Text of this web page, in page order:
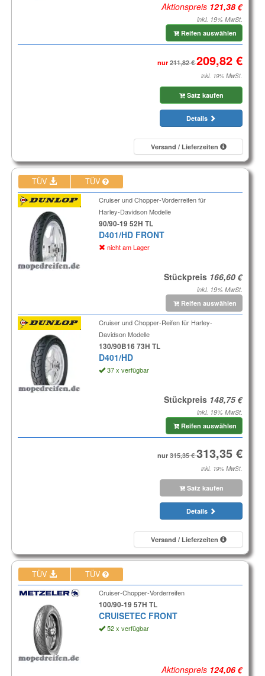
Aktionspreis
inkl. 19% MwSt.
Reifen auswählen
nur
inkl. 19% MwSt.
Satz kaufen
Details
Versand / Lieferzeiten
TÜV TÜV
Cruiser und Chopper-Vorderreifen für
Harley-Davidson Modelle
90/90-19 52H TL
D401/HD FRONT
nicht am Lager
Stückpreis
inkl. 19% MwSt.
Reifen auswählen
Cruiser und Chopper-Reifen für Harley-
Davidson Modelle
130/90B16 73H TL
D401/HD
37 x verfügbar
Stückpreis
inkl. 19% MwSt.
Reifen auswählen
nur
inkl. 19% MwSt.
Satz kaufen
Details
Versand / Lieferzeiten
TÜV TÜV
Cruiser-Chopper-Vorderreifen
100/90-19 57H TL
CRUISETEC FRONT
52 x verfügbar
Aktionspreis